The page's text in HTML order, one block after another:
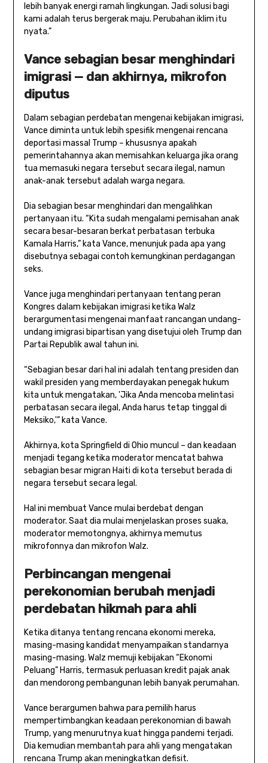
lebih banyak energi ramah lingkungan. Jadi solusi bagi
kami adalah terus bergerak maju. Perubahan iklim itu
nyata.”
Vance sebagian besar menghindari
imigrasi — dan akhirnya, mikrofon
diputus
Dalam sebagian perdebatan mengenai kebijakan imigrasi,
Vance diminta untuk lebih spesifik mengenai rencana
deportasi massal Trump – khususnya apakah
pemerintahannya akan memisahkan keluarga jika orang
tua memasuki negara tersebut secara ilegal, namun
anak-anak tersebut adalah warga negara.
Dia sebagian besar menghindari dan mengalihkan
pertanyaan itu. “Kita sudah mengalami pemisahan anak
secara besar-besaran berkat perbatasan terbuka
Kamala Harris,” kata Vance, menunjuk pada apa yang
disebutnya sebagai contoh kemungkinan perdagangan
seks.
Vance juga menghindari pertanyaan tentang peran
Kongres dalam kebijakan imigrasi ketika Walz
berargumentasi mengenai manfaat rancangan undang-
undang imigrasi bipartisan yang disetujui oleh Trump dan
Partai Republik awal tahun ini.
“Sebagian besar dari hal ini adalah tentang presiden dan
wakil presiden yang memberdayakan penegak hukum
kita untuk mengatakan, 'Jika Anda mencoba melintasi
perbatasan secara ilegal, Anda harus tetap tinggal di
Meksiko,'” kata Vance.
Akhirnya, kota Springfield di Ohio muncul – dan keadaan
menjadi tegang ketika moderator mencatat bahwa
sebagian besar migran Haiti di kota tersebut berada di
negara tersebut secara legal.
Hal ini membuat Vance mulai berdebat dengan
moderator. Saat dia mulai menjelaskan proses suaka,
moderator memotongnya, akhirnya memutus
mikrofonnya dan mikrofon Walz.
Perbincangan mengenai
perekonomian berubah menjadi
perdebatan hikmah para ahli
Ketika ditanya tentang rencana ekonomi mereka,
masing-masing kandidat menyampaikan standarnya
masing-masing. Walz memuji kebijakan “Ekonomi
Peluang” Harris, termasuk perluasan kredit pajak anak
dan mendorong pembangunan lebih banyak perumahan.
Vance berargumen bahwa para pemilih harus
mempertimbangkan keadaan perekonomian di bawah
Trump, yang menurutnya kuat hingga pandemi terjadi.
Dia kemudian membantah para ahli yang mengatakan
rencana Trump akan meningkatkan defisit.